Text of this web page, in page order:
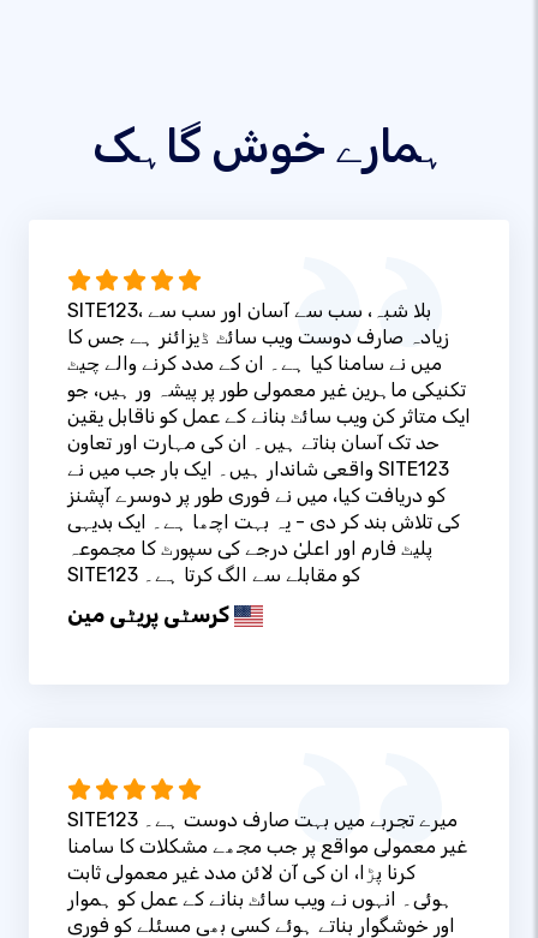
ہمارے خوش گاہک
SITE123، بلا شبہ، سب سے آسان اور سب سے
زیادہ صارف دوست ویب سائٹ ڈیزائنر ہے جس کا
میں نے سامنا کیا ہے۔ ان کے مدد کرنے والے چیٹ
تکنیکی ماہرین غیر معمولی طور پر پیشہ ور ہیں، جو
ایک متاثر کن ویب سائٹ بنانے کے عمل کو ناقابل یقین
حد تک آسان بناتے ہیں۔ ان کی مہارت اور تعاون
واقعی شاندار ہیں۔ ایک بار جب میں نے SITE123
کو دریافت کیا، میں نے فوری طور پر دوسرے آپشنز
کی تلاش بند کر دی - یہ بہت اچھا ہے۔ ایک بدیہی
پلیٹ فارم اور اعلیٰ درجے کی سپورٹ کا مجموعہ
SITE123 کو مقابلے سے الگ کرتا ہے۔
کرسٹی پریٹی مین
SITE123 میرے تجربے میں بہت صارف دوست ہے۔
غیر معمولی مواقع پر جب مجھے مشکلات کا سامنا
کرنا پڑا، ان کی آن لائن مدد غیر معمولی ثابت
ہوئی۔ انہوں نے ویب سائٹ بنانے کے عمل کو ہموار
اور خوشگوار بناتے ہوئے کسی بھی مسئلے کو فوری